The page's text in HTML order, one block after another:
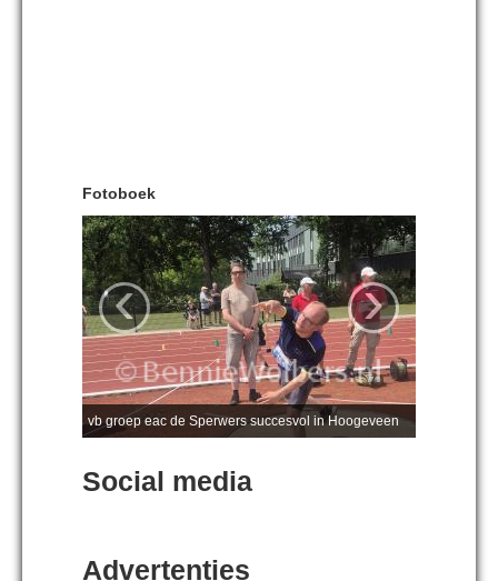
Fotoboek
vb groep eac de Sperwers succesvol in Hoogeveen
‹ ›
Social media
Advertenties